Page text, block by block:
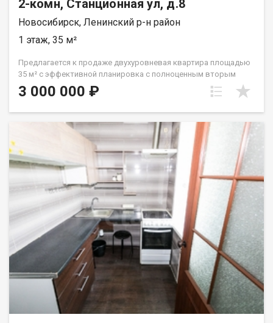
2-комн, Станционная ул, д.8
Новосибирск, Ленинский р-н район
1 этаж, 35 м²
Предлагается к продаже двухуровневая квартира площадью
35 м² с эффективной планировка с полноценным вторым
уровнем, где высота потолков составляет 1,78 м, что
позволяет обустроить приватную зону для спальни, рабочего
функциональная кухонная зона, совмещенная с гостиной. В
квартире выполнен качественный современный ремонт,
установлена новая кухня, вся необходимая мебель и бытовая
техника, включая двухкамерный холодильник и даже
электрокамин с реалистичной имитацией пламени. Широкий
деревянный подоконник у большого окна, выходящего в
тихий двор с детской площадкой. Санузел оборудован
полноразмерной ванной. Важной особенностью является
фиксированный платеж за электроэнергию и горячую воду
без ограничений по расходу!!! Дом обладает отличной
транспортной доступностью: в шаговой доступности
остановка общественного транспорта с маршрутами через
Димитровский мост, что позволяет добраться до
железнодорожного вокзала за 10 минут, до станции метро
«Площадь Маркса» за 5 минут и до аэропорта Толмачево
примерно за 20 минут. Во дворе обеспечена удобная
парковка. Код пользователя: 193546 Номер в базе: 10391601
3 000 000 ₽